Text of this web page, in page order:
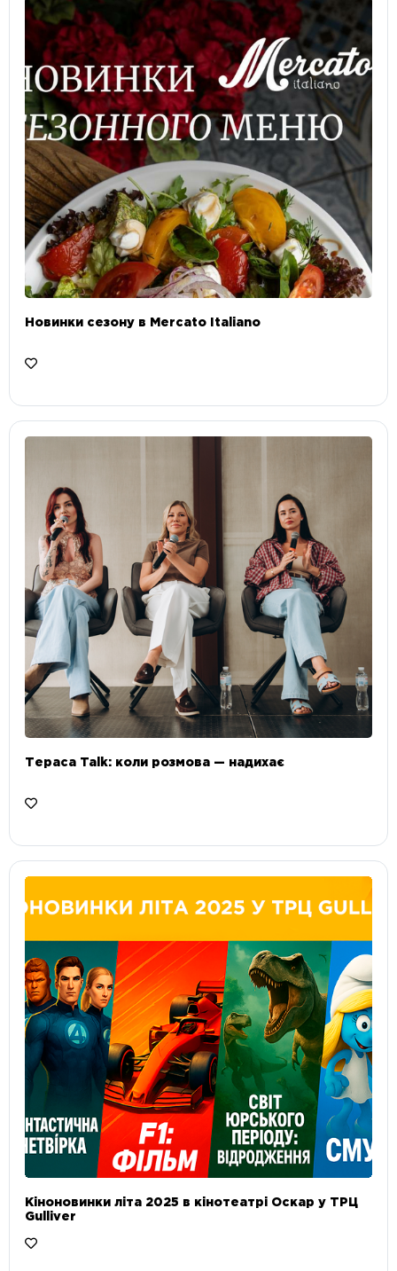
Новинки сезону в Mercato Italiano
Тераса Talk: коли розмова — надихає
Кіноновинки літа 2025 в кінотеатрі Оскар у ТРЦ
Gulliver